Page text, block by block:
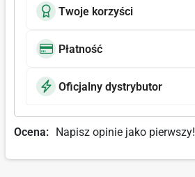
Twoje korzyści
Płatność
Oficjalny dystrybutor
Ocena: Napisz opinie jako pierwszy!